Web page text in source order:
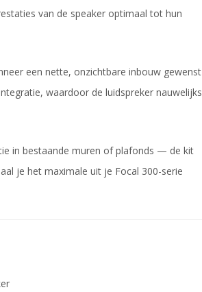
van de speaker optimaal tot hun
een nette, onzichtbare inbouw gewenst
waardoor de luidspreker nauwelijks
in bestaande muren of plafonds — de kit
je het maximale uit je Focal 300-serie